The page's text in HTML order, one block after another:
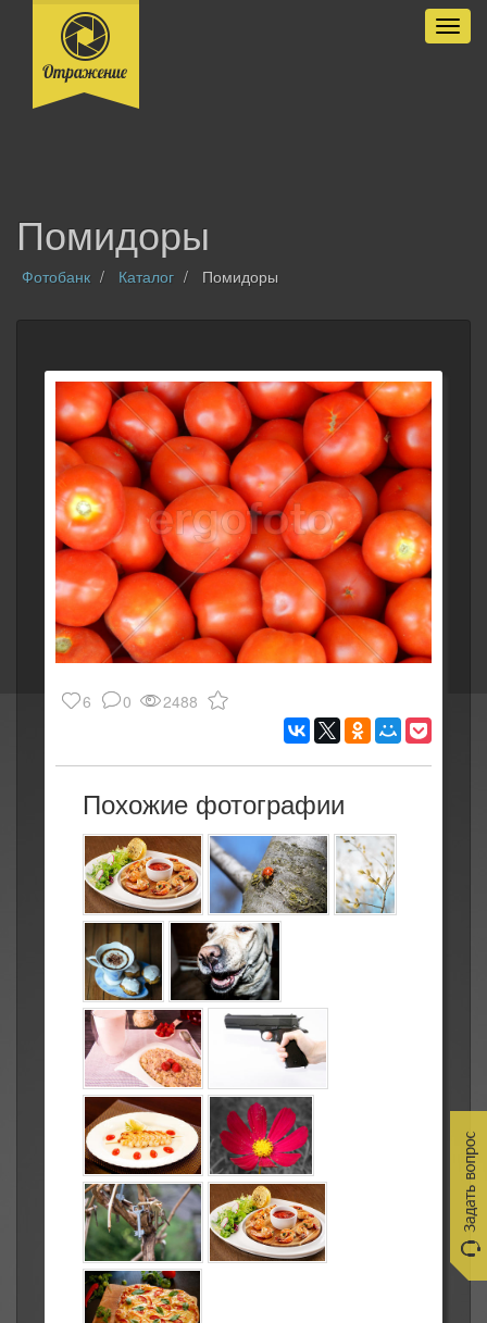
Помидоры
Фотобанк Каталог Помидоры
6 0 2488
Похожие фотографии